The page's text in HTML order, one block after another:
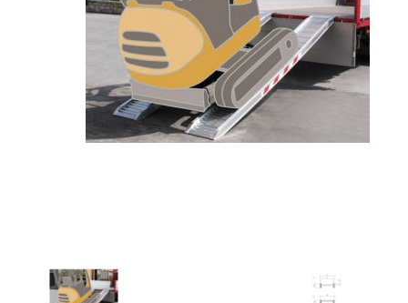
Ponteggi
Scale in alluminio
Cerniere freni per porte